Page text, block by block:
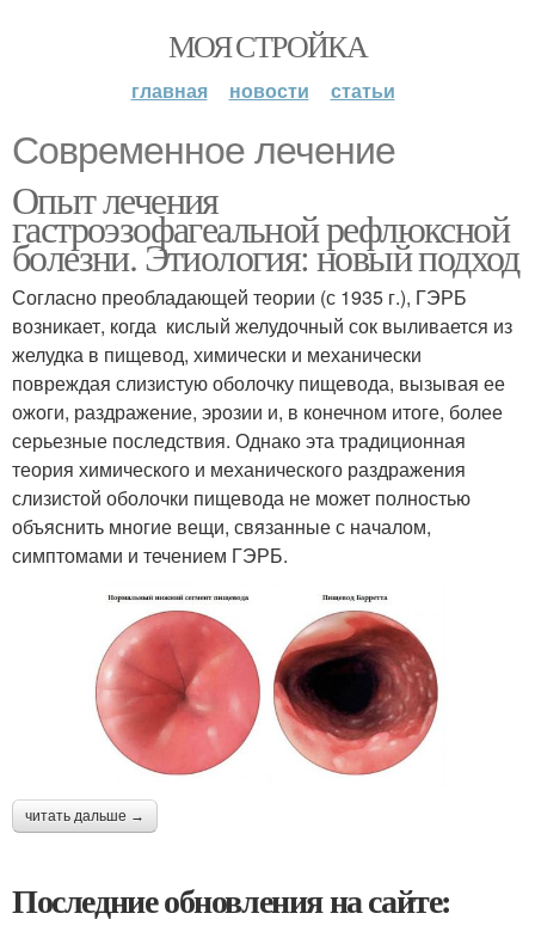
МОЯ СТРОЙКА
главная новости статьи
Современное лечение
Опыт лечения
гастроэзофагеальной рефлюксной
болезни. Этиология: новый подход
Согласно преобладающей теории (с 1935 г.), ГЭРБ
возникает, когда кислый желудочный сок выливается из
желудка в пищевод, химически и механически
повреждая слизистую оболочку пищевода, вызывая ее
ожоги, раздражение, эрозии и, в конечном итоге, более
серьезные последствия. Однако эта традиционная
теория химического и механического раздражения
слизистой оболочки пищевода не может полностью
объяснить многие вещи, связанные с началом,
симптомами и течением ГЭРБ.
читать дальше →
Последние обновления на сайте: